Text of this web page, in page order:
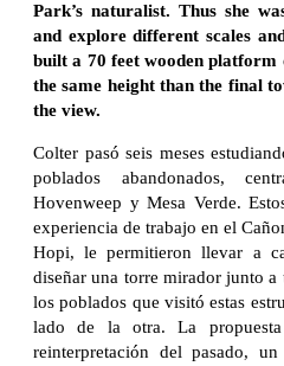
Park’s naturalist. Thus she
and explore different scales
built a 70 feet wooden platform
the same height than the final
the view.
Colter pasó seis meses
poblados abandonados,
Hovenweep y Mesa Verde.
experiencia de trabajo en el
Hopi, le permitieron llevar a
diseñar una torre mirador junto
los poblados que visitó estas
lado de la otra. La
reinterpretación del pasado,